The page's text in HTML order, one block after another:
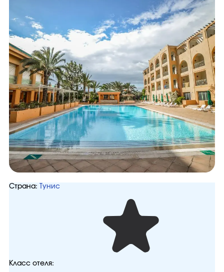
Страна: Тунис
Класс отеля: